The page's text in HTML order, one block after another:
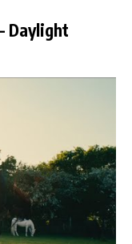
Daylight